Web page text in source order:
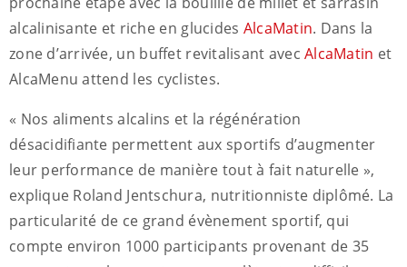
alcalinisante et riche en glucides AlcaMatin. Dans la
zone d’arrivée, un buffet revitalisant avecAlcaMatin et
AlcaMenu attend les cyclistes.
« Nos aliments alcalins et la régénération
désacidifiante permettent aux sportifs d’augmenter
leur performance de manière tout à fait naturelle »,
explique Roland Jentschura, nutritionniste diplômé. La
particularité de ce grand évènement sportif, qui
compte environ 1000 participants provenant de 35